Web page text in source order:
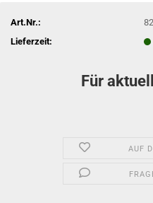
Art.Nr.:
Lieferzeit:
Für
AUF